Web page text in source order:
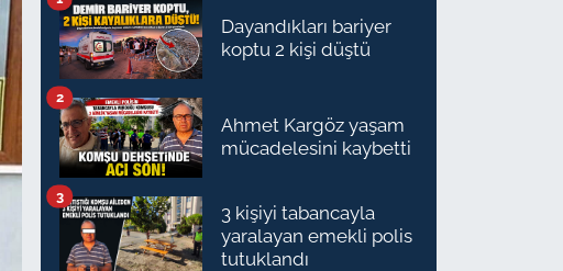
Dayandıkları bariyer
koptu 2 kişi düştü
Ahmet Kargöz yaşam
mücadelesini kaybetti
2
3 kişiyi tabancayla
yaralayan emekli polis
tutuklandı
3